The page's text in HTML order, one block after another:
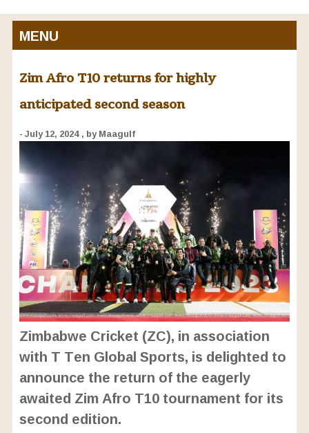
MENU
Zim Afro T10 returns for highly
anticipated second season
- July 12, 2024 , by Maagulf
Zimbabwe Cricket (ZC), in association
with T Ten Global Sports, is delighted to
announce the return of the eagerly
awaited Zim Afro T10 tournament for its
second edition.